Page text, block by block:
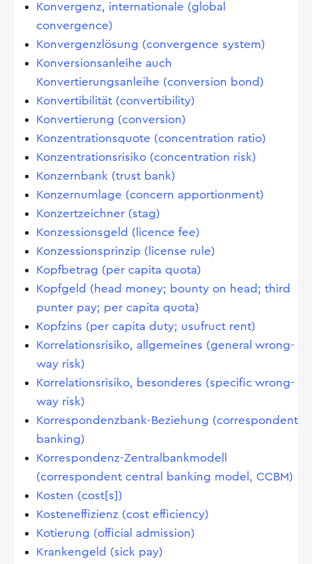
Konvergenz, internationale (global
convergence)
Konvergenzlösung (convergence system)
Konversionsanleihe auch
Konvertierungsanleihe (conversion bond)
Konvertibilität (convertibility)
Konvertierung (conversion)
Konzentrationsquote (concentration ratio)
Konzentrationsrisiko (concentration risk)
Konzernbank (trust bank)
Konzernumlage (concern apportionment)
Konzertzeichner (stag)
Konzessionsgeld (licence fee)
Konzessionsprinzip (license rule)
Kopfbetrag (per capita quota)
Kopfgeld (head money; bounty on head; third
punter pay; per capita quota)
Kopfzins (per capita duty; usufruct rent)
Korrelationsrisiko, allgemeines (general wrong-
way risk)
Korrelationsrisiko, besonderes (specific wrong-
way risk)
Korrespondenzbank-Beziehung (correspondent
banking)
Korrespondenz-Zentralbankmodell
(correspondent central banking model, CCBM)
Kosten (cost[s])
Kosteneffizienz (cost efficiency)
Kotierung (official admission)
Krankengeld (sick pay)